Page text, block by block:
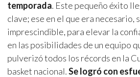
temporada. Este pequeño éxito
clave; ese en el que era necesario,
imprescindible, para elevar la
en las posibilidades de un equipo
pulverizó todos los récords en la
basket nacional.Se logró con